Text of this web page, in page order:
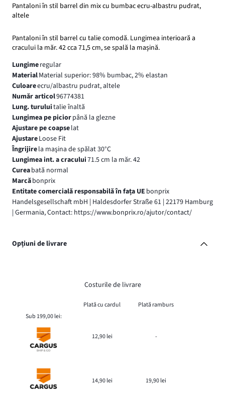
Pantaloni în stil barrel din mix cu bumbac ecru-albastru pudrat,
altele
Pantaloni în stil barrel cu talie comodă. Lungimea interioară a
cracului la măr. 42 cca 71,5 cm, se spală la mașină.
Lungimeregular
MaterialMaterial superior: 98% bumbac, 2% elastan
Culoareecru/albastru pudrat, altele
Număr articol96774381
Lung. turuluitalie înaltă
Lungimea pe piciorpână la glezne
Ajustare pe coapselat
AjustareLoose Fit
Îngrijirela maşina de spălat 30°C
Lungimea int. a cracului71.5 cm la măr. 42
Cureabată normal
Marcăbonprix
Entitate comercială responsabilă în fața UE bonprix
Handelsgesellschaft mbH | Haldesdorfer Straße 61 | 22179 Hamburg
| Germania, Contact: https://www.bonprix.ro/ajutor/contact/
Opțiuni de livrare
Costurile de livrare
Plată cu cardul
Plată ramburs
Sub 199,00 lei:
12,90 lei -
14,90 lei 19,90 lei